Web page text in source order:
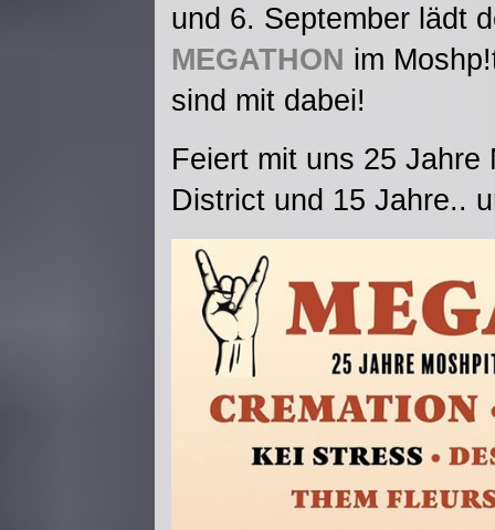
und 6. September lädt
MEGATHON im
sind mit dabei!
Feiert mit uns 25 Jahre
District und 15 Jahre..